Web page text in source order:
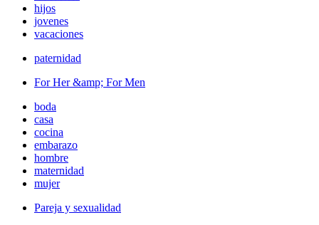
hijos
jovenes
vacaciones
paternidad
For Her &amp; For Men
boda
casa
cocina
embarazo
hombre
maternidad
mujer
Pareja y sexualidad